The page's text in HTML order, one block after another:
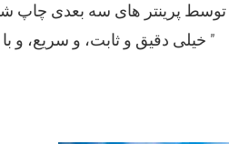
پرینتر های سه بعدی چاپ
خیلی دقیق و ثابت، و سریع، و با نیازهای ما بسیار خوب انجام دادیم "